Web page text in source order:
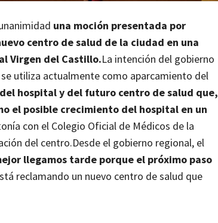
una moción presentada por
centro de salud de la ciudad en una
Virgen del Castillo.La intención del gobierno
utiliza actualmente como aparcamiento del
hospital y del futuro centro de salud que,
el posible crecimiento del hospital en un
con el Colegio Oficial de Médicos de la
del centro.Desde el gobierno regional, el
llegamos tarde porque el próximo paso
reclamando un nuevo centro de salud que